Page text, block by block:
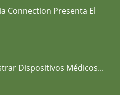
Connection Presenta El
Dispositivos Médicos...